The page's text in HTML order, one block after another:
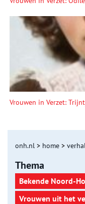
Vrouwen in Verzet:
onh.nl > home >
Thema
Bekende Noord-
Vrouwen uit het